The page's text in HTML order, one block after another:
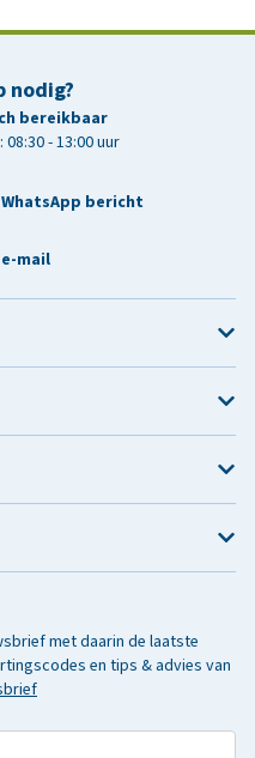
nodig?
bereikbaar
- 13:00 uur
bericht
mail
met daarin de laatste
en tips & advies van